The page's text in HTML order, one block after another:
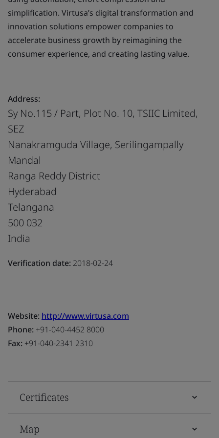
simplification. Virtusa’s digital transformation and
innovation solutions empower companies to
accelerate business growth by reimagining the
consumer experience, and creating lasting value.
Address:
Sy No.115 / Part, Plot No. 10, TSIIC Limited,
SEZ
Nanakramguda Village, Serilingampally
Mandal
Ranga Reddy District
Hyderabad
Telangana
500 032
India
Verification date: 2018-02-24
Website: http://www.virtusa.com
Phone: +91-040-4452 8000
Fax: +91-040-2341 2310
Certificates
Map